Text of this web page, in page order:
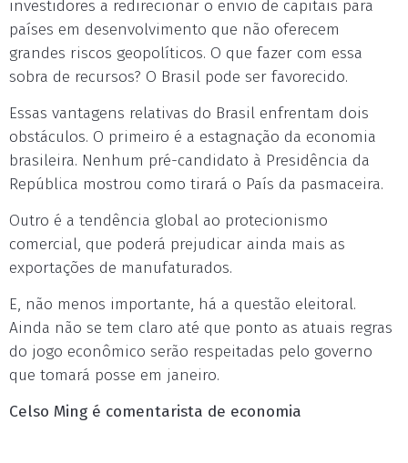
investidores a redirecionar o envio de capitais para
países em desenvolvimento que não oferecem
grandes riscos geopolíticos. O que fazer com essa
sobra de recursos? O Brasil pode ser favorecido.
Essas vantagens relativas do Brasil enfrentam dois
obstáculos. O primeiro é a estagnação da economia
brasileira. Nenhum pré-candidato à Presidência da
República mostrou como tirará o País da pasmaceira.
Outro é a tendência global ao protecionismo
comercial, que poderá prejudicar ainda mais as
exportações de manufaturados.
E, não menos importante, há a questão eleitoral.
Ainda não se tem claro até que ponto as atuais regras
do jogo econômico serão respeitadas pelo governo
que tomará posse em janeiro.
Celso Ming é comentarista de economia